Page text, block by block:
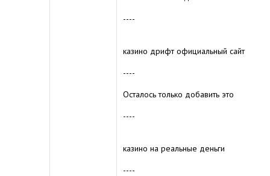
----
казино дрифт официальный сайт
----
Осталось только добавить это
----
казино на реальные деньги
----